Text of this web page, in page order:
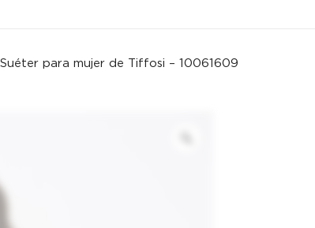
Suéter para mujer de Tiffosi – 10061609